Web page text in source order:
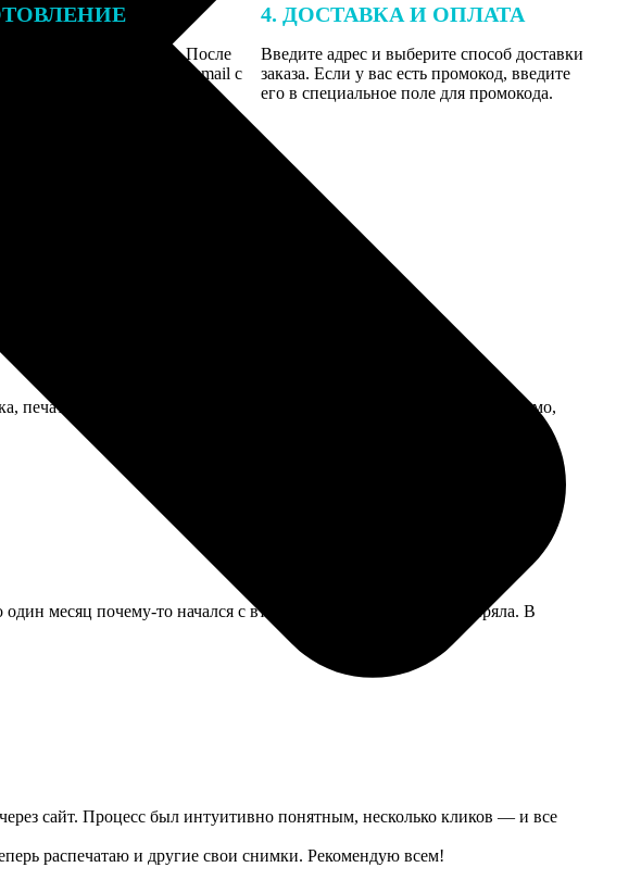
банковской картой. После
подтверждение на email с
заказа. Когда отправим заказ
4. ДОСТАВКА И ОПЛАТА
Введите адрес и выберите способ доставки
заказа. Если у вас есть промокод, введите
его в специальное поле для промокода.
без полей. Обложка быстро начала затираться по углам, видимо,
месяц почему-то начался с вторника, хотя вроде всё проверяла. В
сайт. Процесс был интуитивно понятным, несколько кликов — и все
распечатаю и другие свои снимки. Рекомендую всем!